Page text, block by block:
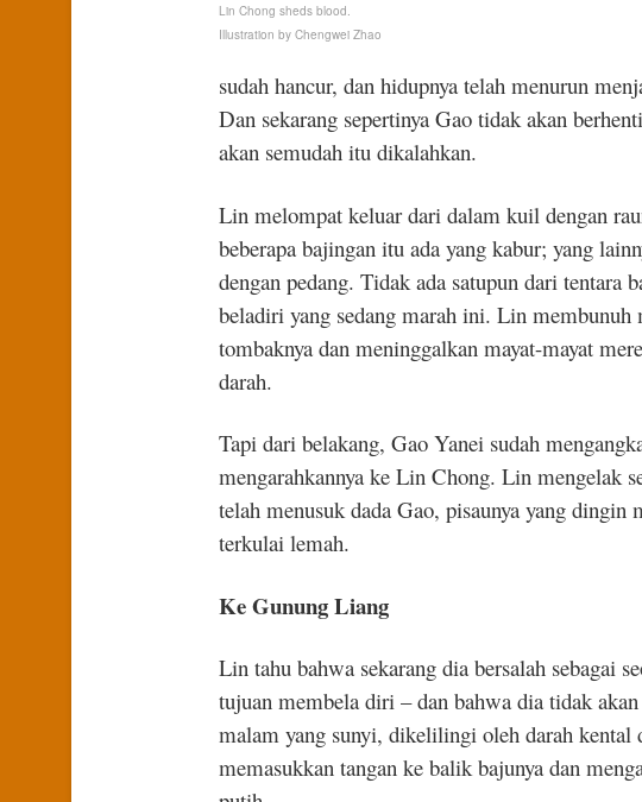
Lin Chong sheds blood.
Illustration by Chengwei Zhao
sudah hancur, dan hidupnya telah menurun
Dan sekarang sepertinya Gao tidak akan
akan semudah itu dikalahkan.
Lin melompat keluar dari dalam kuil dengan
beberapa bajingan itu ada yang kabur; yang
dengan pedang. Tidak ada satupun dari tentara
beladiri yang sedang marah ini. Lin membunuh
tombaknya dan meninggalkan mayat-mayat
darah.
Tapi dari belakang, Gao Yanei sudah
mengarahkannya ke Lin Chong. Lin mengelak
telah menusuk dada Gao, pisaunya yang dingin
terkulai lemah.
Ke Gunung Liang
Lin tahu bahwa sekarang dia bersalah sebagai
tujuan membela diri – dan bahwa dia tidak
malam yang sunyi, dikelilingi oleh darah kental
memasukkan tangan ke balik bajunya dan